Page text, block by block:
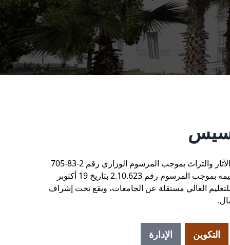
تأسس المعهد الوطني لعلوم الآثار والتراث بموجب المرسوم الوزاري رقم 2-83-705
في 31 يناير 1985، وأعيد تنظيمه بموجب المرسوم رقم 2.10.623 بتاريخ 19 أكتوبر
للتعليم العالي مستقلة عن الجامعات، ويقع تحت إشراف
التكوين الإدارة